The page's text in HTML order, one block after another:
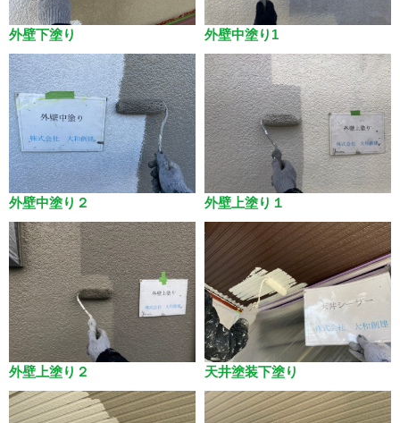
外壁下塗り 外壁中塗り1
外壁中塗り２ 外壁上塗り１
外壁上塗り２ 天井塗装下塗り